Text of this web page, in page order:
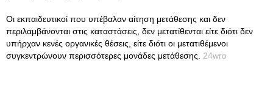
Οι εκπαιδευτικοί που υπέβαλαν αίτηση μετάθεσης και δεν
περιλαμβάνονται στις καταστάσεις, δεν μετατίθενται είτε διότι δεν
υπήρχαν κενές οργανικές θέσεις, είτε διότι οι μετατιθέμενοι
συγκεντρώνουν περισσότερες μονάδες μετάθεσης. 24wro